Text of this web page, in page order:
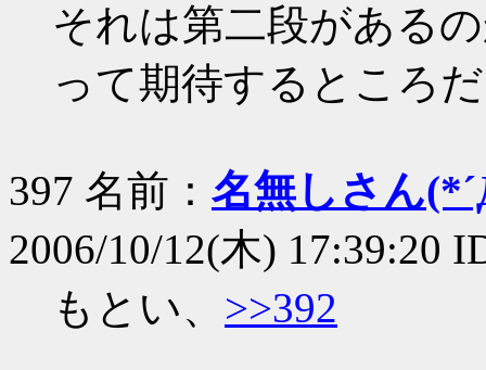
それは第二段がある
って期待するところだ
397 名前： 名無しさん
2006/10/12(木) 17:39:20
もとい、 >>392